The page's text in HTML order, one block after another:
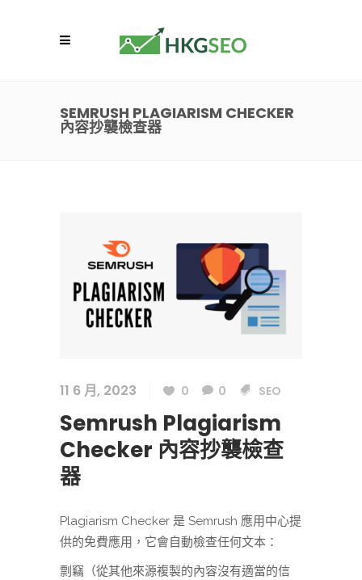
SEMRUSH PLAGIARISM CHECKER
內容抄襲檢查器
11 6 月, 2023 0 0 SEO
Semrush Plagiarism
Checker 內容抄襲檢查
器
Plagiarism Checker 是 Semrush 應用中心提
供的免費應用，它會自動檢查任何文本：
剽竊（從其他來源複製的內容沒有適當的信